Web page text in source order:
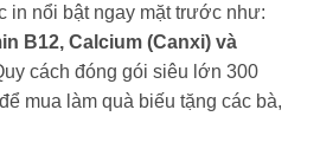
in nổi bật ngay mặt trước như:
B12, Calcium (Canxi) và
cách đóng gói siêu lớn 300
mua làm quà biếu tặng các bà,